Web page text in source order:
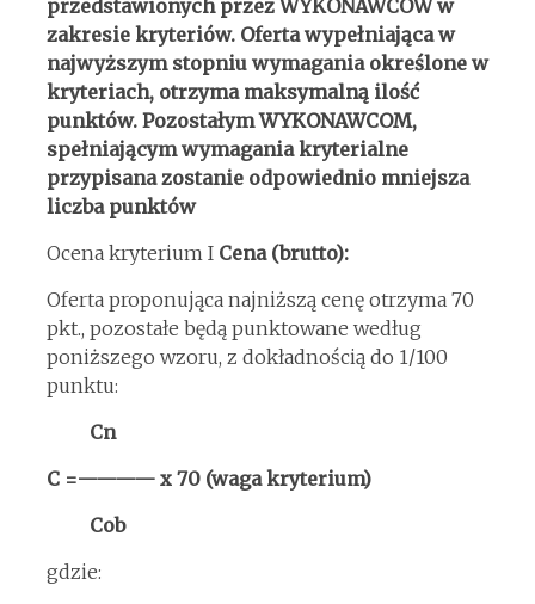
przedstawionych przez WYKONAWCÓW w
zakresie kryteriów. Oferta wypełniająca w
najwyższym stopniu wymagania określone w
kryteriach, otrzyma maksymalną ilość
punktów. Pozostałym WYKONAWCOM,
spełniającym wymagania kryterialne
przypisana zostanie odpowiednio mniejsza
liczba punktów
Ocena kryterium I Cena (brutto):
Oferta proponująca najniższą cenę otrzyma 70
pkt., pozostałe będą punktowane według
poniższego wzoru, z dokładnością do 1/100
punktu:
Cn
C =———— x 70 (waga kryterium)
Cob
gdzie: